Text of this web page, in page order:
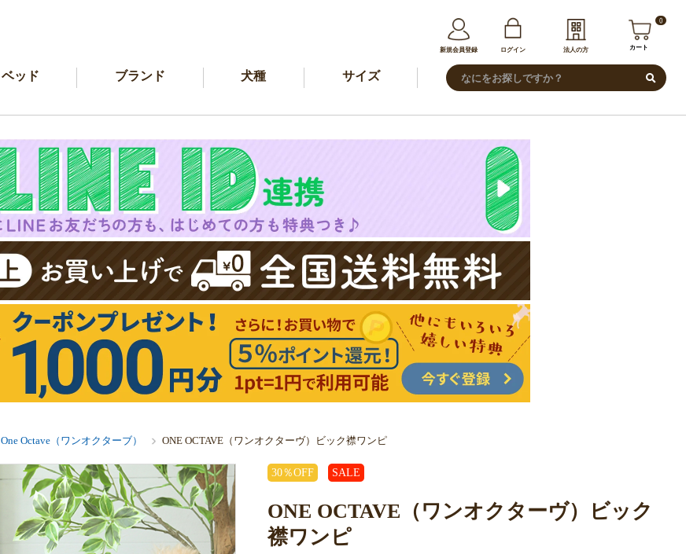
新規会員登録 ログイン 法人の方
0
カート
ベッド ブランド 犬種 サイズ
One Octave（ワンオクターブ） ONE OCTAVE（ワンオクターヴ）ビック襟ワンピ
30％OFF SALE
ONE OCTAVE（ワンオクターヴ）ビック
襟ワンピ